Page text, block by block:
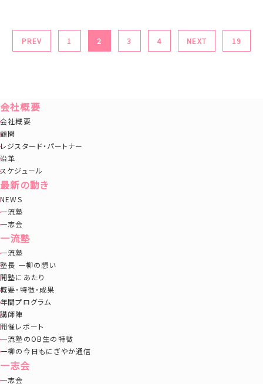
PREV 1 2 3 4 NEXT 19
会社概要
会社概要
顧問
レジスタード・パートナー
沿革
スケジュール
最新の動き
NEWS
一流塾
一志会
一流塾
一流塾
塾長 一柳の想い
開塾にあたり
概要・特徴・成果
年間プログラム
講師陣
開催レポート
一流塾のOB生の特徴
一柳の今日もにぎやか通信
一志会
一志会